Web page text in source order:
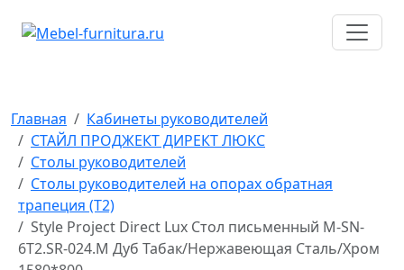
Главная
Кабинеты руководителей
СТАЙЛ ПРОДЖЕКТ ДИРЕКТ ЛЮКС
Столы руководителей
Столы руководителей на опорах обратная
трапеция (T2)
Style Project Direct Lux Стол письменный M-SN-
6T2.SR-024.M Дуб Табак/Нержавеющая Сталь/Хром